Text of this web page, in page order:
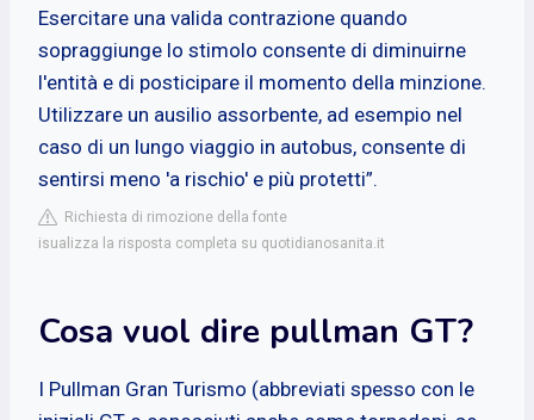
Esercitare una valida contrazione quando
sopraggiunge lo stimolo consente di diminuirne
l'entità e di posticipare il momento della minzione.
Utilizzare un ausilio assorbente, ad esempio nel
caso di un lungo viaggio in autobus, consente di
sentirsi meno 'a rischio' e più protetti”.
Richiesta di rimozione della fonte
isualizza la risposta completa su quotidianosanita.it
Cosa vuol dire pullman GT?
I Pullman Gran Turismo (abbreviati spesso con le